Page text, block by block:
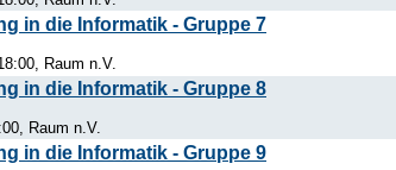
in die Informatik - Gruppe 7
Raum n.V.
in die Informatik - Gruppe 8
Raum n.V.
in die Informatik - Gruppe 9